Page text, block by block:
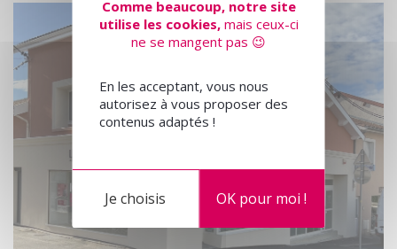
Comme beaucoup, notre site
utilise les cookies,mais ceux-ci
ne se mangent pas 😉
En les acceptant, vous nous
autorisez à vous proposer des
contenus adaptés !
OK pour moi !
Je choisis